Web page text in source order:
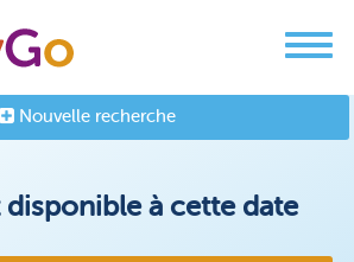
Nouvelle recherche
à cette date